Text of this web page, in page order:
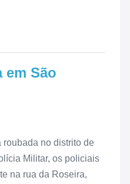
São
no distrito de
Militar, os policiais
na rua da Roseira,